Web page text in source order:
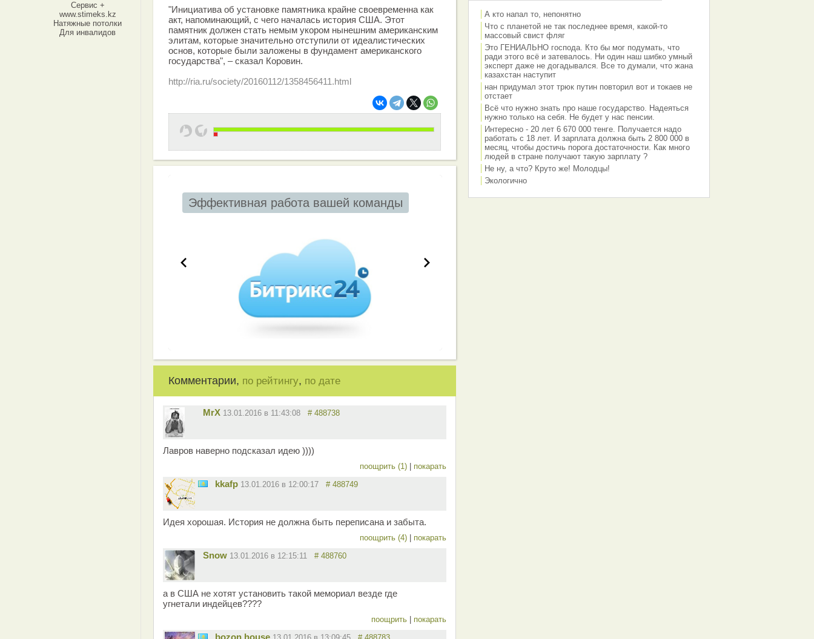
Сервис +
www.stimeks.kz
Натяжные потолки
Для инвалидов
"Инициатива об установке памятника крайне своевременна как
акт, напоминающий, с чего началась история США. Этот
памятник должен стать немым укором нынешним американским
элитам, которые значительно отступили от идеалистических
основ, которые были заложены в фундамент американского
государства", – сказал Коровин.
http://ria.ru/society/20160112/1358456411.html
Эффективная работа вашей команды
Комментарии, по рейтингу, по дате
MrX 13.01.2016 в 11:43:08 # 488738
Лавров наверно подсказал идею ))))
поощрить (1) покарать
kkafp 13.01.2016 в 12:00:17 # 488749
Идея хорошая. История не должна быть переписана и забыта.
поощрить (4) покарать
Snow 13.01.2016 в 12:15:11 # 488760
а в США не хотят установить такой мемориал везде где
угнетали индейцев????
поощрить покарать
bozon house
А кто напал то, непонятно
Что с планетой не так последнее время, какой-то
массовый свист фляг
Это ГЕНИАЛЬНО господа. Кто бы мог подумать, что
ради этого всё и затевалось. Ни один наш шибко умный
эксперт даже не догадывался. Все то думали, что жана
казахстан наступит
нан придумал этот трюк путин повторил вот и токаев не
отстает
Всё что нужно знать про наше государство. Надеяться
нужно только на себя. Не будет у нас пенсии.
Интересно - 20 лет 6 670 000 тенге. Получается надо
работать с 18 лет. И зарплата должна быть 2 800 000 в
месяц, чтобы достичь порога достаточности. Как много
людей в стране получают такую зарплату ?
Не ну, а что? Круто же! Молодцы!
Экологично